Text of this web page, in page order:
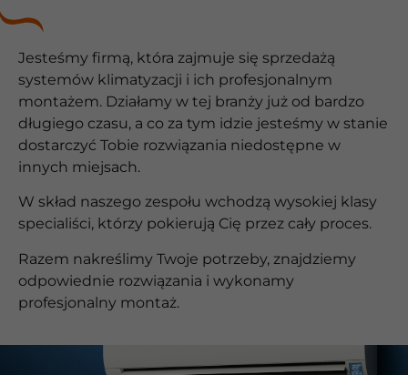
Jesteśmy firmą, która zajmuje się sprzedażą
systemów klimatyzacji i ich profesjonalnym
montażem. Działamy w tej branży już od bardzo
długiego czasu, a co za tym idzie jesteśmy w stanie
dostarczyć Tobie rozwiązania niedostępne w
innych miejsach.
W skład naszego zespołu wchodzą wysokiej klasy
specialiści, którzy pokierują Cię przez cały proces.
Razem nakreślimy Twoje potrzeby, znajdziemy
odpowiednie rozwiązania i wykonamy
profesjonalny montaż.